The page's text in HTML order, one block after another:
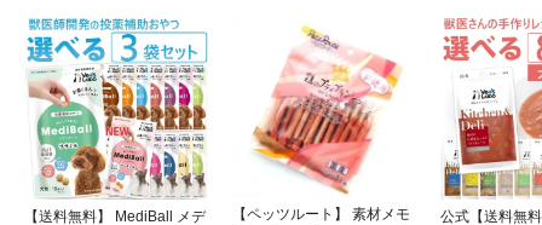
【送料無料】 MediBall メデ
【ペッツルート】 素材メモ
公式【送料無